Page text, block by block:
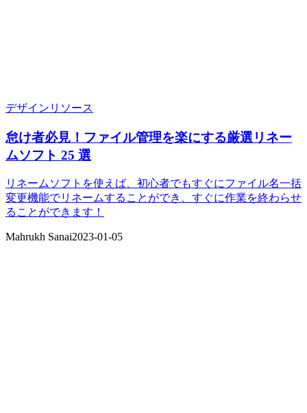
デザインリソース
怠け者必見！ファイル管理を楽にする厳選リネー
ムソフト 25 選
リネームソフトを使えば、初心者でもすぐにファイル名一括
変更機能でリネームすることができ、すぐに作業を終わらせ
ることができます！
Mahrukh Sanai2023-01-05